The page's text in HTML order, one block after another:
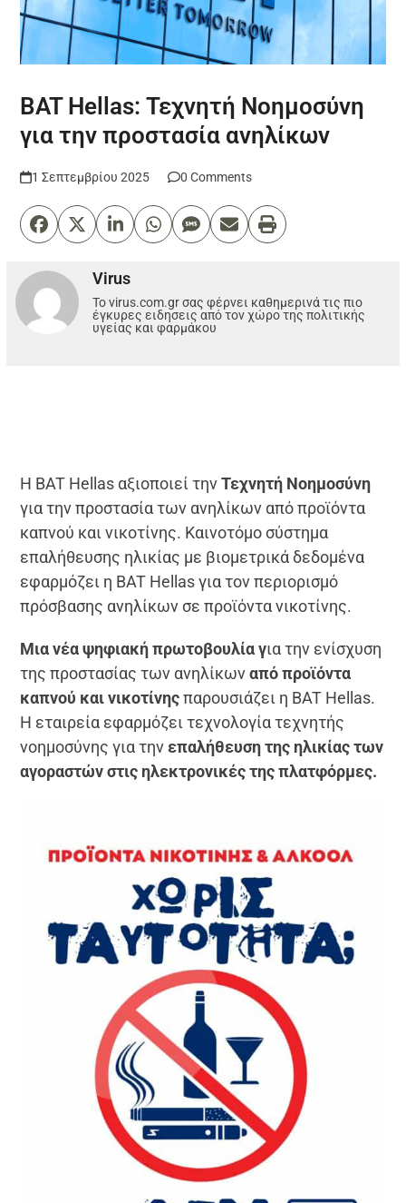
BAT Hellas: Τεχνητή Νοημοσύνη
για την προστασία ανηλίκων
1 Σεπτεμβρίου 2025 0 Comments
Virus
Το virus.com.gr σας φέρνει καθημερινά τις πιο
έγκυρες ειδησεις από τον χώρο της πολιτικής
υγείας και φαρμάκου
Η BAT Hellas αξιοποιεί τηνΤεχνητή Νοημοσύνη
για την προστασία των ανηλίκων από προϊόντα
καπνού και νικοτίνης. Καινοτόμο σύστημα
επαλήθευσης ηλικίας με βιομετρικά δεδομένα
εφαρμόζει η BAT Hellas για τον περιορισμό
πρόσβασης ανηλίκων σε προϊόντα νικοτίνης.
Μια νέα ψηφιακή πρωτοβουλία για την ενίσχυση
της προστασίας των ανηλίκωναπό προϊόντα
καπνού και νικοτίνηςπαρουσιάζει η BAT Hellas.
Η εταιρεία εφαρμόζει τεχνολογία τεχνητής
νοημοσύνης για την επαλήθευση της ηλικίας των
αγοραστών στις ηλεκτρονικές της πλατφόρμες.